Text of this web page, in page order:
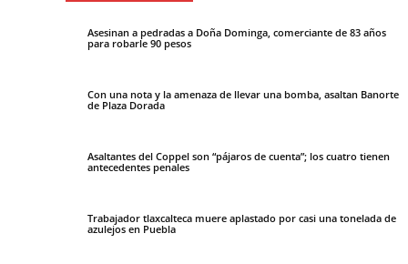
Asesinan a pedradas a Doña Dominga, comerciante de 83 años
para robarle 90 pesos
Con una nota y la amenaza de llevar una bomba, asaltan Banorte
de Plaza Dorada
Asaltantes del Coppel son “pájaros de cuenta”; los cuatro tienen
antecedentes penales
Trabajador tlaxcalteca muere aplastado por casi una tonelada de
azulejos en Puebla